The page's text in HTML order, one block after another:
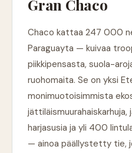
Gran Chaco
Chaco kattaa 247 000
Paraguayta — kuivaa
piikkipensasta, suola-
ruohomaita. Se on yksi
monimuotoisimmista
jättiläismuurahaiskarhuja,
harjasusia ja yli 400
— ainoa päällystetty tie,